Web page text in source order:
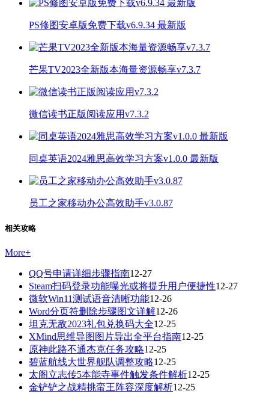
PS修图安卓版免费下载v6.9.34 最新版
芒果TV2023全新版本海量资源畅享v7.3.7
微信读书正版阅读应用v7.3.2
同桌英语2024雅思高效学习方案v1.0.0 最新版
员工之家移动办公高效助手v3.0.87
相关攻略
More+
QQ号申请详细步骤指南12-27
Steam扫码登录功能曝光或将提升用户便捷性12-27
微软Win11测试语音清晰功能12-26
Word分页符删除步骤图文详解12-26
坦克无敌2023礼包兑换码大全12-25
XMind思维导图图片导出全平台指南12-25
原神此路不通杰克任务攻略12-25
碧蓝航线大世界舰队调整攻略12-25
太阁立志传5本能寺事件触发条件解析12-25
金铲铲之战精挑蛮王阵容深度解析12-25